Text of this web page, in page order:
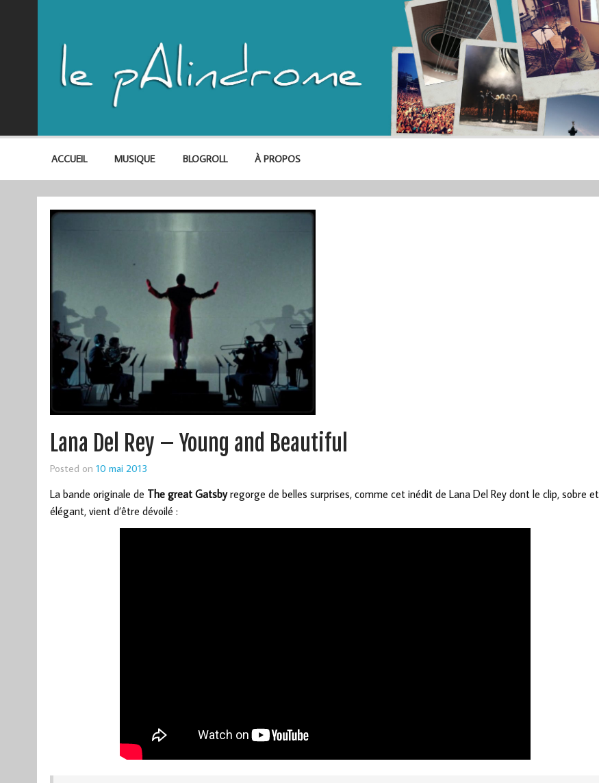
ACCUEIL MUSIQUE BLOGROLL À PROPOS
Lana Del Rey – Young and Beautiful
Posted on 10 mai 2013
La bande originale de The great Gatsbyregorge de belles surprises, comme cet inédit de Lana Del Rey dont le clip, sobre et
élégant, vient d’être dévoilé :